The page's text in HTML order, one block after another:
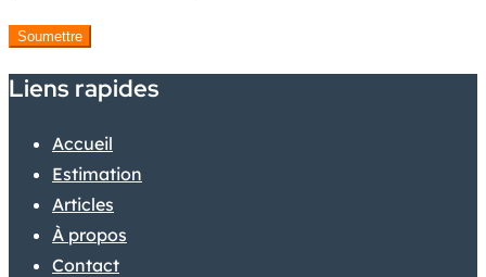
Soumettre
Liens rapides
Accueil
Estimation
Articles
À propos
Contact